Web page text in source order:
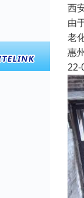
西
由
老
惠
22-